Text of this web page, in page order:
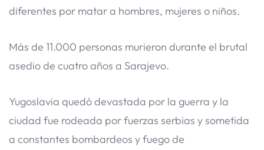
diferentes por matar a hombres, mujeres o niños.
Más de 11.000 personas murieron durante el brutal
asedio de cuatro años a Sarajevo.
Yugoslavia quedó devastada por la guerra y la
ciudad fue rodeada por fuerzas serbias y sometida
a constantes bombardeos y fuego de